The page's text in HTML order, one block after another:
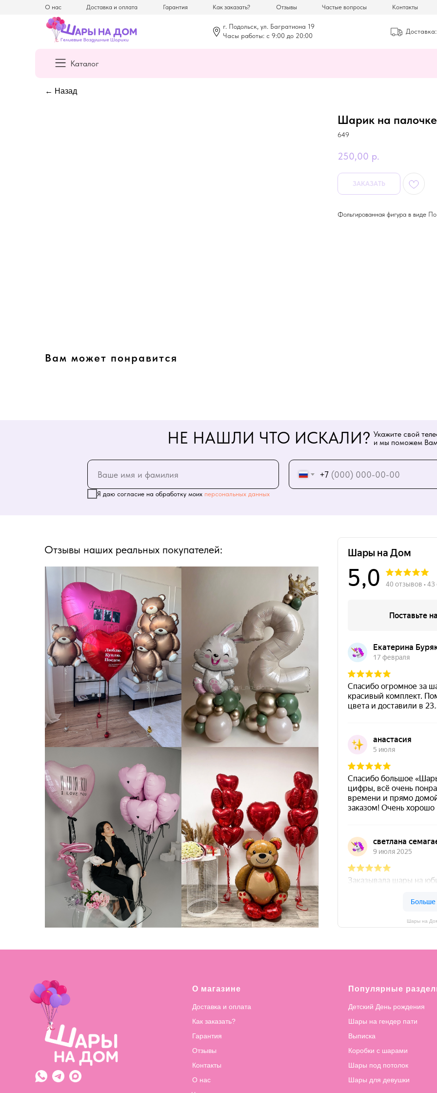
Отзывы Частые вопросы Контакты
Гарантия Как заказать?
Доставка и оплата
О нас
г. Подольск, ул. Багратиона 19
Часы работы: с 9:00 до 20:00
Доставка:
Каталог
← Назад
Шарик на
649
250,00 р.
ЗАКАЗАТЬ
Фольгированная фигура в виде
Вам может понравится
+7
Я даю согласие на обработку моих персональных данных
НЕ НАШЛИ ЧТО ИСКАЛИ? Укажите свой
и мы поможем
Шары на
Отзывы наших реальных покупателей:
О магазине
Доставка и оплата
Популярные
Детский День рождения
Как заказать?
Гарантия
Отзывы
Контакты
О нас
Шары на гендер пати
Выписка
Коробки с шарами
Шары под потолок
Шары для девушки